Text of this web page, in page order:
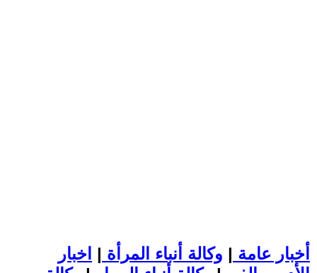
أخبار عامة | وكالة أنباء المرأة | اخبار